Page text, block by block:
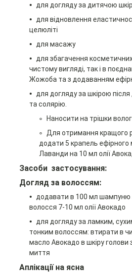
для догляду за дитячою
для відновлення
целюліті
для масажу
для збагачення
чистому вигляді, так і в
Жожоба та з додаванням
для догляду за шкірою після
та солярію.
Наносити на трішки
Для отримання кращого
додати 5 крапель ефірного
Лаванди на 10 мл олії
Засоби застосування:
Догляд за волоссям:
додавати в 100 мл шампуню
волосся 7-10 мл олії Авокадо
для догляду за ламким,
тонким волоссям: втирати в
масло Авокадо в шкіру голови
миття
Аплікації на ясна